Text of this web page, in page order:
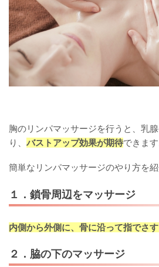
胸のリンパマッサージを行うと、乳
り、 バストアップ効果が期待できます
簡単なリンパマッサージのやり方を紹
１．鎖骨周辺をマッサージ
内側から外側に、骨に沿って指でさ
２．脇の下のマッサージ